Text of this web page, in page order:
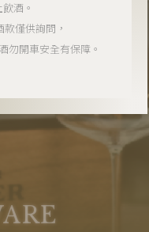
酒。
僅供詢問，
勿開車安全有保障。